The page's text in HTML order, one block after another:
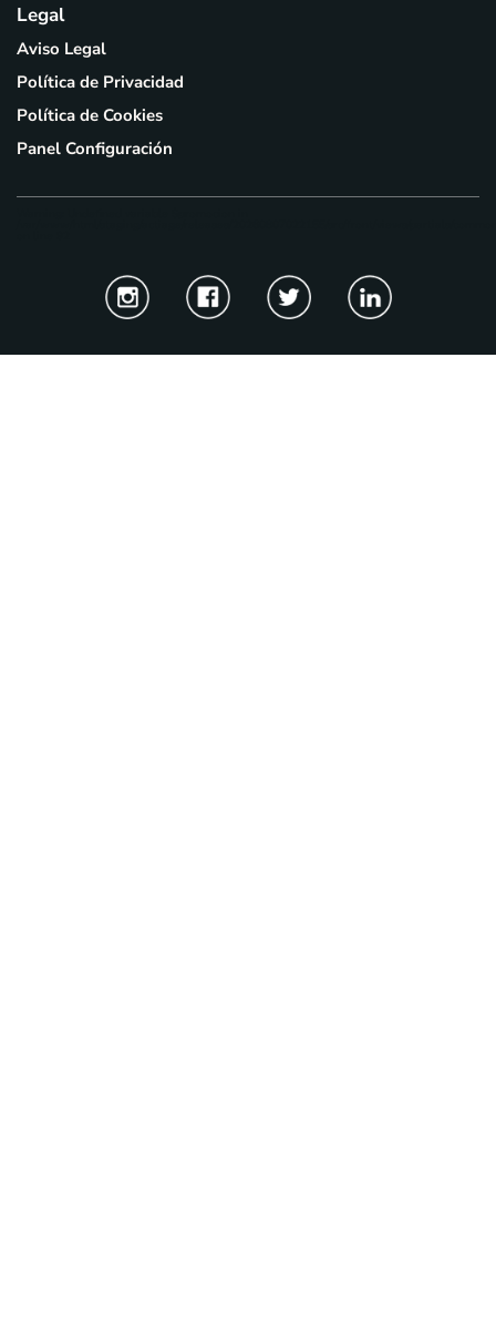
Legal
Aviso Legal
Política de Privacidad
Política de Cookies
Panel Configuración